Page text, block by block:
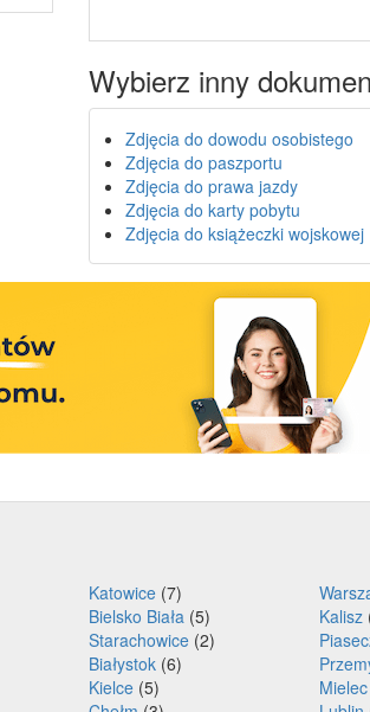
Wybierz inny
Zdjęcia do dowodu osobistego
Zdjęcia do paszportu
Zdjęcia do prawa jazdy
Zdjęcia do karty pobytu
Zdjęcia do książeczki wojskowej
Katowice (7)
Bielsko Biała (5) Kalisz
Starachowice (2)
Białystok (6)
Kielce (5) Mielec